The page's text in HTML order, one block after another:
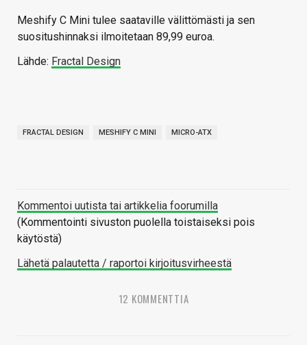
Meshify C Mini tulee saataville välittömästi ja sen
suositushinnaksi ilmoitetaan 89,99 euroa.
Lähde: Fractal Design
FRACTAL DESIGN MESHIFY C MINI MICRO-ATX
Kommentoi uutista tai artikkelia foorumilla
(Kommentointi sivuston puolella toistaiseksi pois
käytöstä)
Lähetä palautetta / raportoi kirjoitusvirheestä
12 KOMMENTTIA